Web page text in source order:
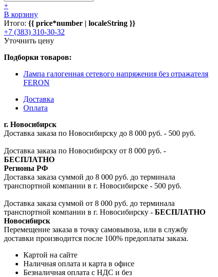
+
В корзину
Итого: {{ price*number | localeString }}
+7 (383) 310-30-32
Уточнить цену
Подборки товаров:
Лампа галогенная сетевого напряжения без отражателя
FERON
Доставка
Оплата
г. Новосибирск
Доставка заказа по Новосибирску до 8 000 руб. - 500 руб.
Доставка заказа по Новосибирску от 8 000 руб. -
БЕСПЛАТНО
Регионы РФ
Доставка заказа суммой до 8 000 руб. до терминала
транспортной компании в г. Новосибирске - 500 руб.
Доставка заказа суммой от 8 000 руб. до терминала
транспортной компании в г. Новосибирску - БЕСПЛАТНО
Новосибирск
Перемещение заказа в точку самовывоза, или в службу
доставки производится после 100% предоплаты заказа.
Картой на сайте
Наличная оплата и карта в офисе
Безналичная оплата с НДС и без